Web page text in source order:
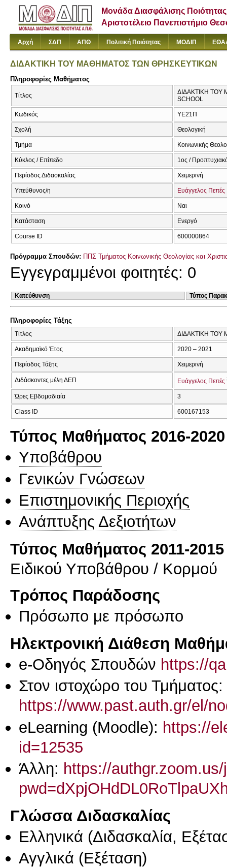
Μονάδα Διασφάλισης Ποιότητας
Αριστοτέλειο Πανεπιστήμιο
Αρχή ΣΔΠ ΑΠΘ Πολιτική Ποιότητας ΜΟΔΙΠ
ΔΙΔΑΚΤΙΚΗ ΤΟΥ ΜΑΘΗΜΑΤΟΣ ΤΩΝ ΘΡΗΣΚΕΥΤΙΚΩΝ
Πληροφορίες Μαθήματος
Τίτλος
ΔΙΔΑΚΤΙΚΗ ΤΟΥ
SCHOOL
Κωδικός ΥΕ21Π
Σχολή Θεολογική
Τμήμα Κοινωνικής
Κύκλος / Επίπεδο 1ος /
Περίοδος Διδασκαλίας Χειμερινή
Υπεύθυνος/η Ευάγγελος Πεπές
Κοινό Ναι
Κατάσταση Ενεργό
Course ID 600000864
Πρόγραμμα Σπουδών: ΠΠΣ Τμήματος Κοινωνικής Θεολογίας και
Εγγεγραμμένοι φοιτητές: 0
Κατεύθυνση Τύπος
Πληροφορίες Τάξης
Τίτλος ΔΙΔΑΚΤΙΚΗ
Ακαδημαϊκό Έτος 2020 – 2021
Περίοδος Τάξης Χειμερινή
Διδάσκοντες μέλη ΔΕΠ Ευάγγελος Πεπές
Ώρες Εβδομαδιαία 3
Class ID 600167153
Τύπος Μαθήματος 2016-2020
Υποβάθρου
Γενικών Γνώσεων
Επιστημονικής Περιοχής
Ανάπτυξης Δεξιοτήτων
Τύπος Μαθήματος 2011-2015
Ειδικού Υποβάθρου / Κορμού
Τρόπος Παράδοσης
Πρόσωπο με πρόσωπο
Ηλεκτρονική Διάθεση
e-Οδηγός Σπουδών https://
Στον ιστοχώρο του Τμήματος:
https://www.past.auth.gr/el/
eLearning (Moodle): https://
id=12535
Άλλη: https://
Γλώσσα Διδασκαλίας
Ελληνικά (Διδασκαλία,
Αγγλικά (Εξέταση)